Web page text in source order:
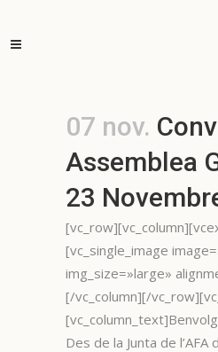
07 nov.
Assemblea
23
[vc_single_image
img_size=»large»
[/vc_column][/
Des de la Junta de l’AFA